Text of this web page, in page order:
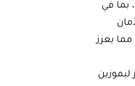
بما في
يعزز
مصر ليموزين